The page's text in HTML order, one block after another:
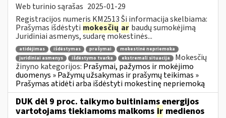
Web turinio sąrašas 2025-01-29
Registracijos numeris KM2513 Ši informacija skelbiama:
Prašymas išdėstyti mokesčių ar baudų sumokėjimą
Juridiniai asmenys, sudarę mokestinės...
atidėjimas išdėstymas prašymai
mokestinė nepriemoka
juridiniai asmenys
išdėstymo tvarka ekstremali situacija
Mokesčių
žinyno kategorijos: Prašymai, pažymos ir mokėjimo
duomenys » Pažymų užsakymas ir prašymų teikimas »
Prašymas atidėti arba išdėstyti mokestinę nepriemoką
DUK dėl 9 proc. taikymo buitiniams energijos
vartotojams tiekiamoms malkoms ir medienos